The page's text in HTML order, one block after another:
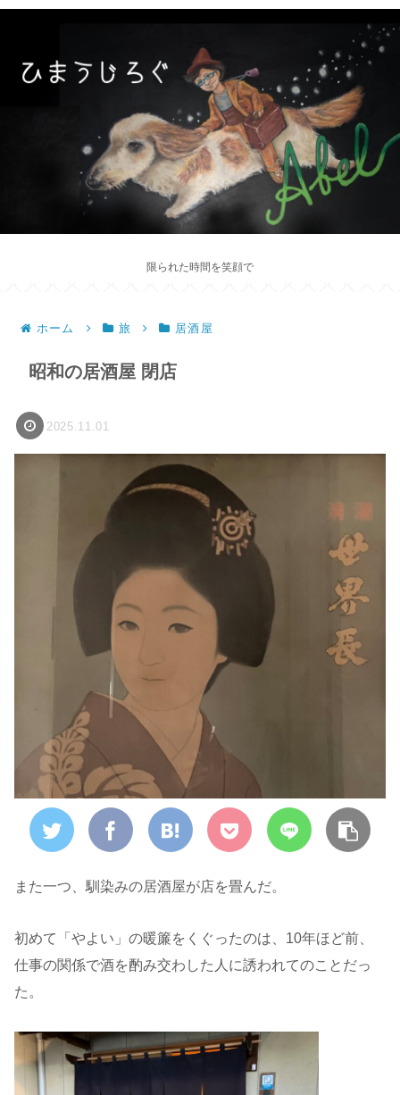
限られた時間を笑顔で
ホーム 旅 居酒屋
昭和の居酒屋 閉店
2025.11.01
また一つ、馴染みの居酒屋が店を畳んだ。
初めて「やよい」の暖簾をくぐったのは、10年ほど前、
仕事の関係で酒を酌み交わした人に誘われてのことだっ
た。